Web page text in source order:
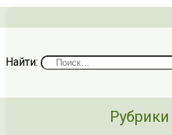
Найти:
Рубрики